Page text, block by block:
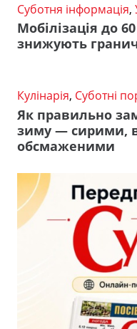
Суботня інформація,
Мобілізація до
знижують
Кулінарія, Суботні
Як правильно
зиму — сирими,
обсмаженими